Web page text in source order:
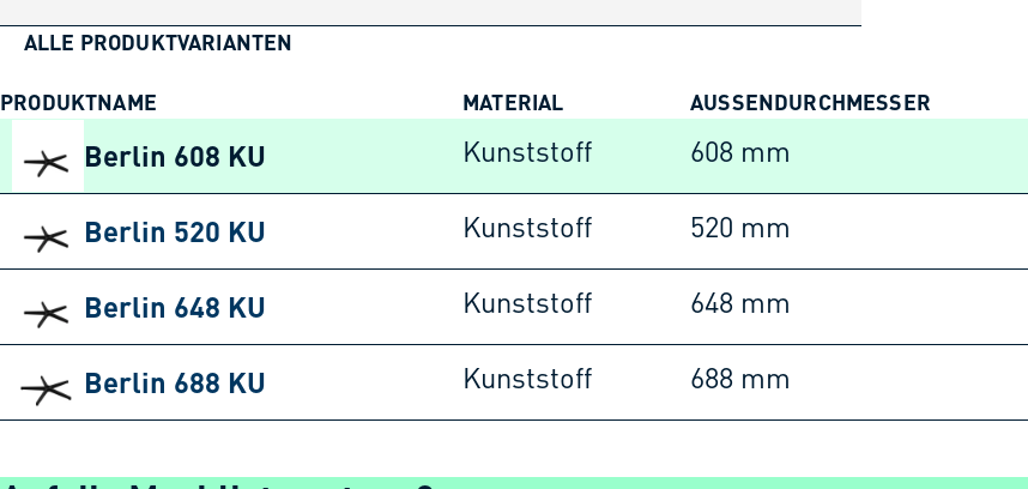
ALLE PRODUKTVARIANTEN
PRODUKTNAME MATERIAL AUSSENDURCHMESSER
Berlin 608 KU Kunststoff 608 mm
Berlin 520 KU Kunststoff 520 mm
Berlin 648 KU Kunststoff 648 mm
Berlin 688 KU Kunststoff 688 mm